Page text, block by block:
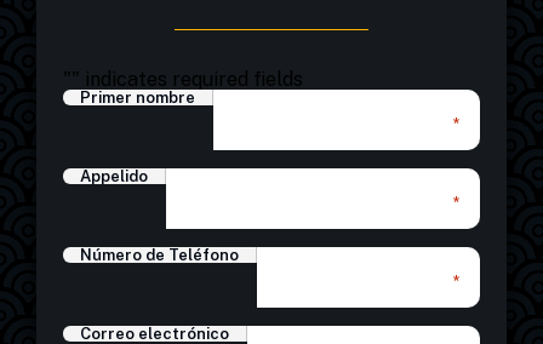
"" indicates required fields
Primer nombre
*
Appelido
*
Número de Teléfono
*
Correo electrónico